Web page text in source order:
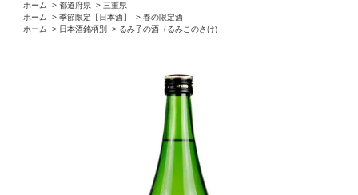
ホーム
> 都道府県 > 三重県
ホーム
> 季節限定【日本酒】 > 春の限定酒
ホーム
> 日本酒銘柄別 > るみ子の酒（るみこのさけ)